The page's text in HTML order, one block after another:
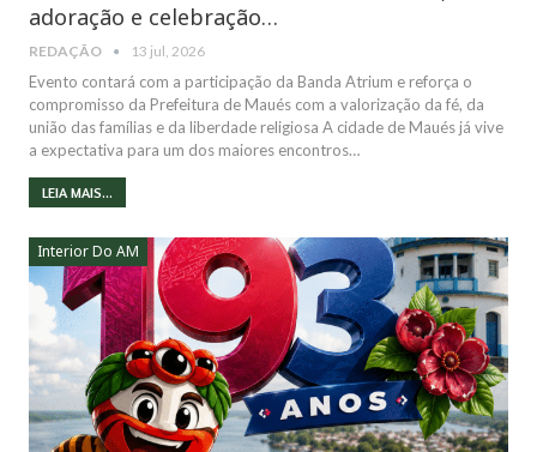
adoração e celebração…
REDAÇÃO 13 jul, 2026
Evento contará com a participação da Banda Atrium e reforça o
compromisso da Prefeitura de Maués com a valorização da fé, da
união das famílias e da liberdade religiosa A cidade de Maués já vive
a expectativa para um dos maiores encontros…
LEIA MAIS...
Interior Do AM